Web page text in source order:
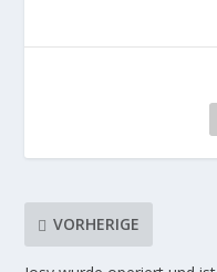
VORHERIGE